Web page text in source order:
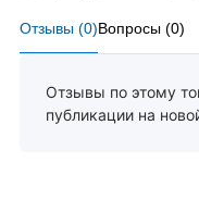
Отзывы (0)Вопросы (0)
Отзывы по этому
публикации на